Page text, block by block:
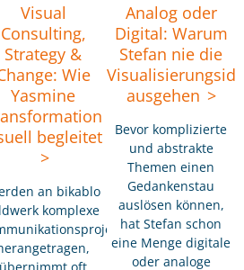
Visual
Consulting,
Strategy &
Wie
Yasmine
begleitet
an bikablo
komplexe
übernimmt oft
Analog oder
Digital: Warum
Stefan nie die
ausgehen
Bevor komplizierte
und abstrakte
Themen einen
Gedankenstau
auslösen können,
hat Stefan schon
eine Menge digitale
oder analoge